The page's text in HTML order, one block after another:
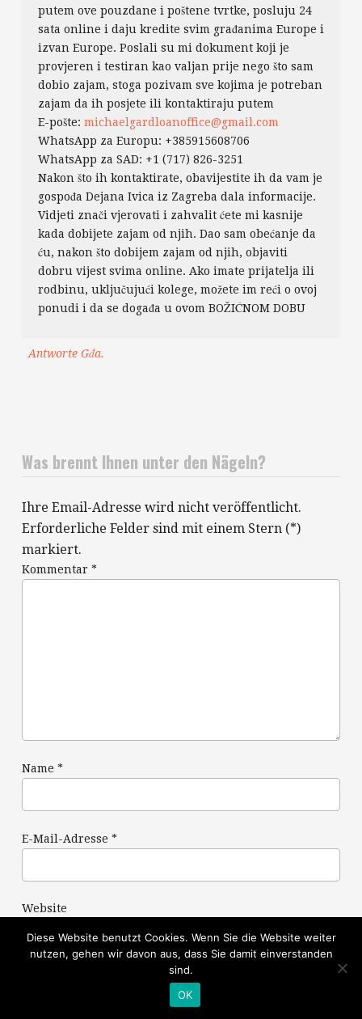
putem ove pouzdane i poštene tvrtke, posluju 24
sata online i daju kredite svim građanima Europe i
izvan Europe. Poslali su mi dokument koji je
provjeren i testiran kao valjan prije nego što sam
dobio zajam, stoga pozivam sve kojima je potreban
zajam da ih posjete ili kontaktiraju putem
E-pošte: michaelgardloanoffice@gmail.com
WhatsApp za Europu: +385915608706
WhatsApp za SAD: +1 (717) 826-3251
Nakon što ih kontaktirate, obavijestite ih da vam je
gospođa Dejana Ivica iz Zagreba dala informacije.
Vidjeti znači vjerovati i zahvalit ćete mi kasnije
kada dobijete zajam od njih. Dao sam obećanje da
ću, nakon što dobijem zajam od njih, objaviti
dobru vijest svima online. Ako imate prijatelja ili
rodbinu, uključujući kolege, možete im reći o ovoj
ponudi i da se događa u ovom BOŽIĆNOM DOBU
Antworte Gđa.
Was brennt Ihnen unter den Nägeln?
Ihre Email-Adresse wird nicht veröffentlicht.
Erforderliche Felder sind mit einem Stern (*)
markiert.
Kommentar *
Name *
E-Mail-Adresse *
Website
Name, E-Mail-Adresse und Website in diesem Browser
Diese Website benutzt Cookies. Wenn Sie die Website weiter
nutzen, gehen wir davon aus, dass Sie damit einverstanden
sind.
OK